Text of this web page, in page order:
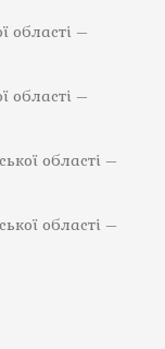
області –
області –
області –
області –